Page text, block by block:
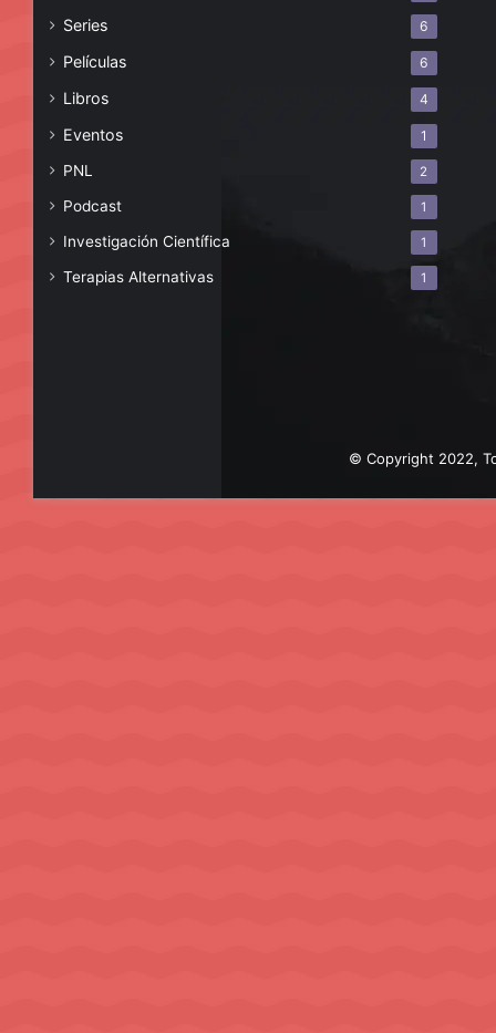
Series 6
Películas 6
Libros 4
Eventos 1
PNL 2
Podcast 1
Investigación Científica 1
Terapias Alternativas 1
© Copyright 2022,